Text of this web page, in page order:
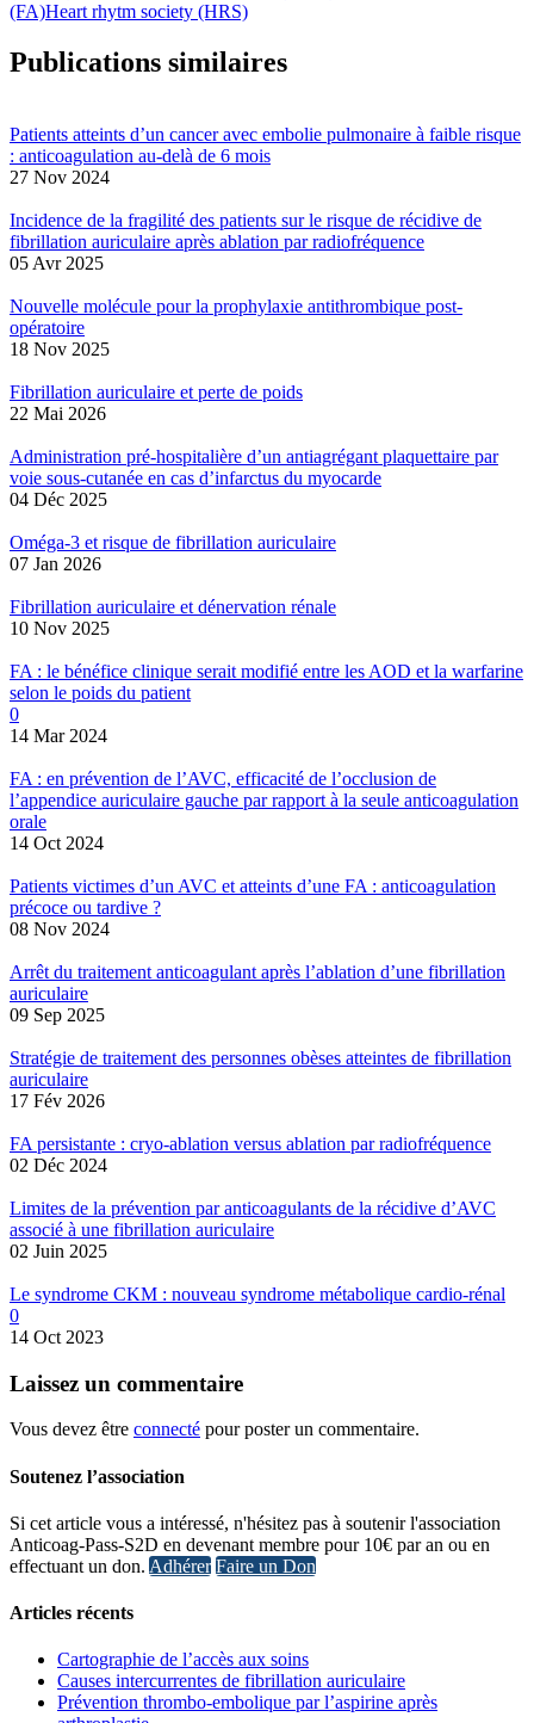
(FA)Heart rhytm society (HRS)
Publications similaires
Patients atteints d’un cancer avec embolie pulmonaire à faible risque
: anticoagulation au-delà de 6 mois
27 Nov 2024
Incidence de la fragilité des patients sur le risque de récidive de
fibrillation auriculaire après ablation par radiofréquence
05 Avr 2025
Nouvelle molécule pour la prophylaxie antithrombique post-
opératoire
18 Nov 2025
Fibrillation auriculaire et perte de poids
22 Mai 2026
Administration pré-hospitalière d’un antiagrégant plaquettaire par
voie sous-cutanée en cas d’infarctus du myocarde
04 Déc 2025
Oméga-3 et risque de fibrillation auriculaire
07 Jan 2026
Fibrillation auriculaire et dénervation rénale
10 Nov 2025
FA : le bénéfice clinique serait modifié entre les AOD et la warfarine
selon le poids du patient
0
14 Mar 2024
FA : en prévention de l’AVC, efficacité de l’occlusion de
l’appendice auriculaire gauche par rapport à la seule anticoagulation
orale
14 Oct 2024
Patients victimes d’un AVC et atteints d’une FA : anticoagulation
précoce ou tardive ?
08 Nov 2024
Arrêt du traitement anticoagulant après l’ablation d’une fibrillation
auriculaire
09 Sep 2025
Stratégie de traitement des personnes obèses atteintes de fibrillation
auriculaire
17 Fév 2026
FA persistante : cryo-ablation versus ablation par radiofréquence
02 Déc 2024
Limites de la prévention par anticoagulants de la récidive d’AVC
associé à une fibrillation auriculaire
02 Juin 2025
Le syndrome CKM : nouveau syndrome métabolique cardio-rénal
0
14 Oct 2023
Laissez un commentaire
Vous devez être connecté pour poster un commentaire.
Soutenez l’association
Si cet article vous a intéressé, n'hésitez pas à soutenir l'association
Anticoag-Pass-S2D en devenant membre pour 10€ par an ou en
effectuant un don. Adhérer Faire un Don
Articles récents
Cartographie de l’accès aux soins
Causes intercurrentes de fibrillation auriculaire
Prévention thrombo-embolique par l’aspirine après